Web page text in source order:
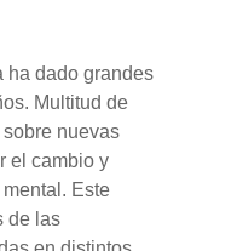
ha dado grandes
Multitud de
nuevas
el cambio y
Este
de las